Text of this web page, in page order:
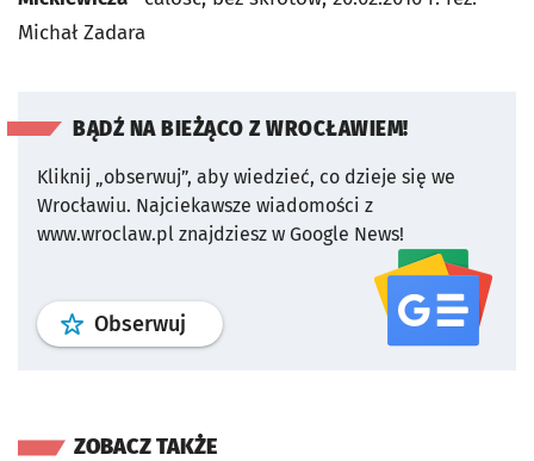
Michał Zadara
BĄDŹ NA BIEŻĄCO Z WROCŁAWIEM!
Kliknij „obserwuj”, aby wiedzieć, co dzieje się we
Wrocławiu. Najciekawsze wiadomości z
www.wroclaw.pl znajdziesz w Google News!
Obserwuj profil serwisu
ZOBACZ TAKŻE